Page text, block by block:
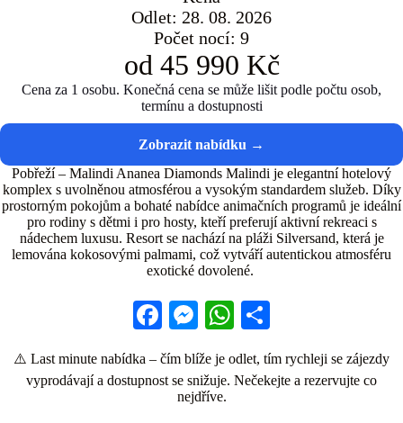
Odlet: 28. 08. 2026
Počet nocí: 9
od 45 990 Kč
Cena za 1 osobu. Konečná cena se může lišit podle počtu osob,
termínu a dostupnosti
Pobřeží – Malindi Ananea Diamonds Malindi je elegantní hotelový
komplex s uvolněnou atmosférou a vysokým standardem služeb. Díky
prostorným pokojům a bohaté nabídce animačních programů je ideální
pro rodiny s dětmi i pro hosty, kteří preferují aktivní rekreaci s
nádechem luxusu. Resort se nachází na pláži Silversand, která je
lemována kokosovými palmami, což vytváří autentickou atmosféru
exotické dovolené.
Fa
ce
bo
ok
M
es
se
ng
W
ts
ha
re
⚠️ Last minute nabídka – čím blíže je odlet, tím rychleji se zájezdy
vyprodávají a dostupnost se snižuje. Nečekejte a rezervujte co
nejdříve.